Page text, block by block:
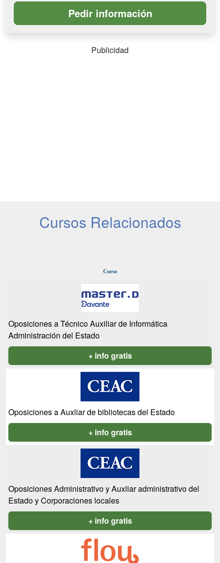
Publicidad
Cursos Relacionados
Curso
Oposiciones a Técnico Auxiliar de Informática
Administración del Estado
+ info gratis
Oposiciones a Auxliar de bibliotecas del Estado
+ info gratis
Oposiciones Administrativo y Auxliar administrativo del
Estado y Corporaciones locales
+ info gratis